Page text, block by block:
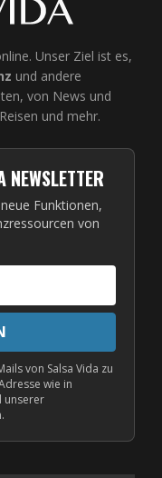
Unser Ziel ist es,
und andere
von News und
und mehr.
NEWSLETTER
Funktionen,
von
von Salsa Vida zu
wie in
unserer